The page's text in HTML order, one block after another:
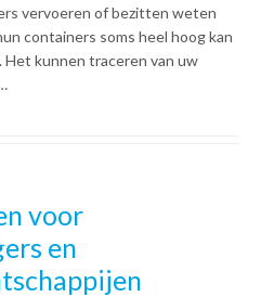
vervoeren of bezitten weten
containers soms heel hoog kan
Het kunnen traceren van uw
voor
en